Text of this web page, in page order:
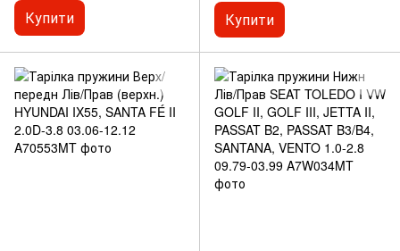
Купити Купити